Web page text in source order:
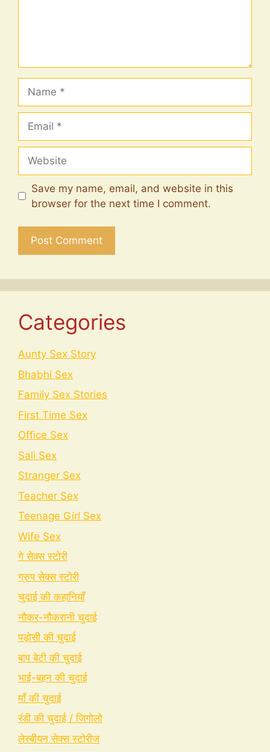
Save my name, email, and website in this
browser for the next time I comment.
Categories
Aunty Sex Story
Bhabhi Sex
Family Sex Stories
First Time Sex
Office Sex
Sali Sex
Stranger Sex
Teacher Sex
Teenage Girl Sex
Wife Sex
गे सेक्स स्टोरी
ग्रुप सेक्स स्टोरी
चुदाई की कहानियाँ
नौकर-नौकरानी चुदाई
पड़ोसी की चुदाई
बाप बेटी की चुदाई
भाई-बहन की चुदाई
माँ की चुदाई
रंडी की चुदाई / जिगोलो
लेस्बीयन सेक्स स्टोरीज